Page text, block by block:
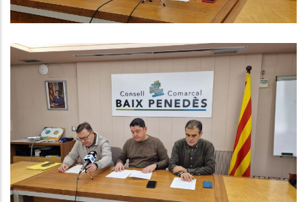
El Consell Comarcal Del Baix
Penedès Posa En Marxa Un
Programa Per Ajudar A
Professionalitzar Els Autònoms De
La Comarca
Ocupació